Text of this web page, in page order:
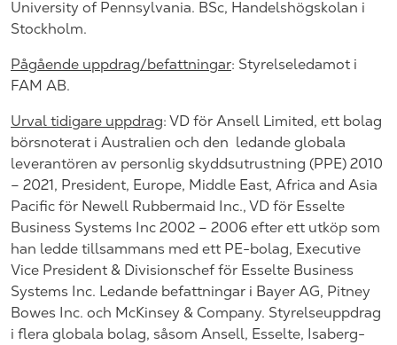
University of Pennsylvania. BSc, Handelshögskolan i
Stockholm.
Pågående uppdrag/befattningar: Styrelseledamot i
FAM AB.
Urval tidigare uppdrag: VD för Ansell Limited, ett bolag
börsnoterat i Australien och den ledande globala
leverantören av personlig skyddsutrustning (PPE) 2010
– 2021, President, Europe, Middle East, Africa and Asia
Pacific för Newell Rubbermaid Inc., VD för Esselte
Business Systems Inc 2002 – 2006 efter ett utköp som
han ledde tillsammans med ett PE-bolag, Executive
Vice President & Divisionschef för Esselte Business
Systems Inc. Ledande befattningar i Bayer AG, Pitney
Bowes Inc. och McKinsey & Company. Styrelseuppdrag
i flera globala bolag, såsom Ansell, Esselte, Isaberg-